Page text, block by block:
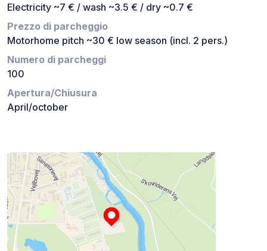
Electricity ~7 € / wash ~3.5 € / dry ~0.7 €
Prezzo di parcheggio
Motorhome pitch ~30 € low season (incl. 2 pers.)
Numero di parcheggi
100
Apertura/Chiusura
April/october